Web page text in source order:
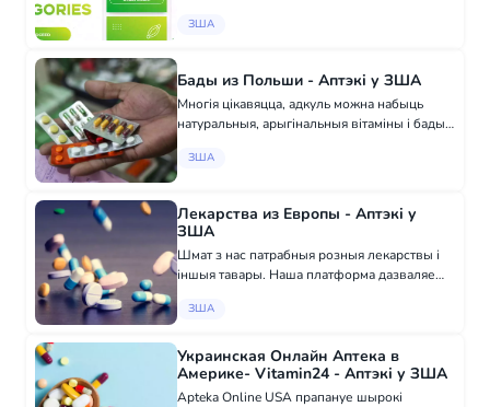
Лекарствы (таблеткі, мазі, каплі) - Вітаміны і
ЗША
Бады из Польши - Аптэкі у ЗША
Многія цікавяцца, адкуль можна набыць
натуральныя, арыгінальныя вітаміны і бады
вам, што ў нас вы можаце набыць усё
ЗША
Лекарства из Европы - Аптэкі у
ЗША
Шмат з нас патрабныя розныя лекарствы і
іншыя тавары. Наша платформа дазваляе
рэцэптура лекарствы з Германіі, Францыі,
ЗША
Украинская Онлайн Аптека в
Америке- Vitamin24 - Аптэкі у ЗША
Apteka Online USA прапануе шырокі